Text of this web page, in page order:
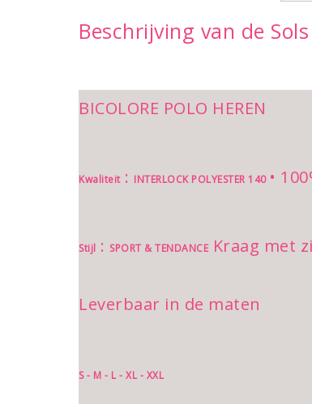
Beschrijving van de
BICOLORE POLO HEREN
Kwaliteit: INTERLOCK POLYESTER 140 •
Stijl : SPORT & TENDANCEKraag met
Leverbaar in de maten
S - M - L - XL - XXL